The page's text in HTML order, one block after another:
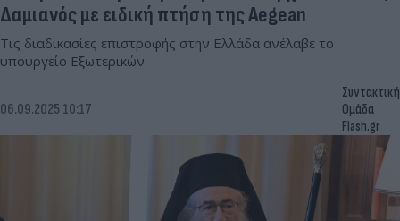
Δαμιανός με ειδική πτήση της Aegean
Τις διαδικασίες επιστροφής στην Ελλάδα ανέλαβε το
υπουργείο Εξωτερικών
06.09.2025 10:17
Συντακτική
Ομάδα
Flash.gr